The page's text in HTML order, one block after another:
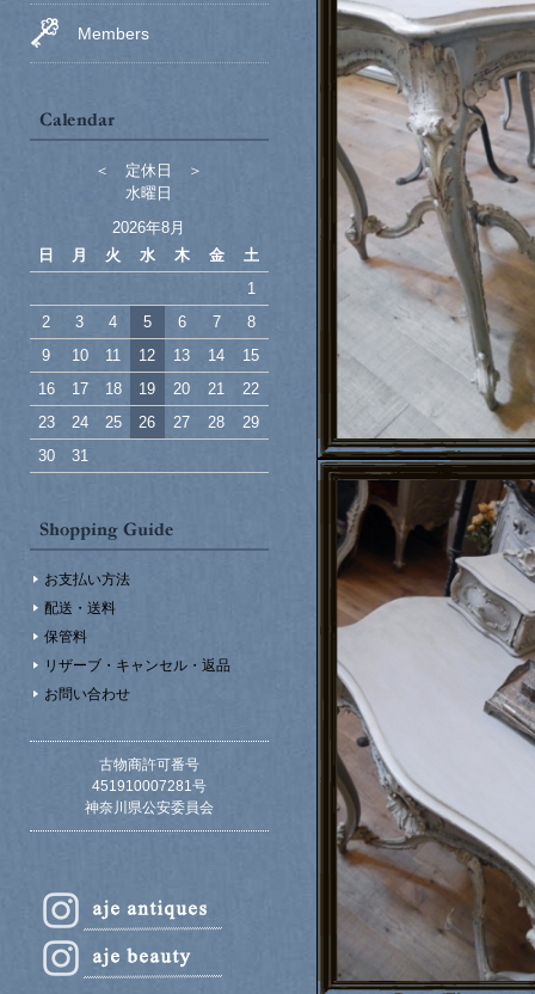
Members
＜ 定休日 ＞
水曜日
2026年8月
日
月 火 水 木 金
土
1
2
3 4 5 6 7
8
9
10 11 12 13 14
15
16
17 18 19 20 21
22
23
24 25 26 27 28
29
30
31
お支払い方法
配送・送料
保管料
リザーブ・キャンセル・返品
お問い合わせ
古物商許可番号
451910007281号
神奈川県公安委員会